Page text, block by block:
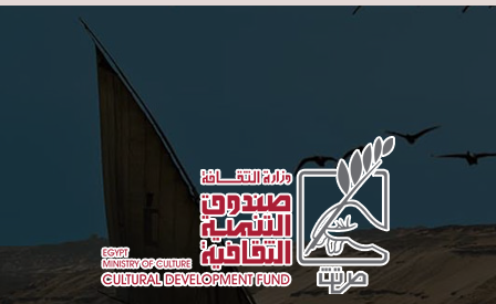
Skip to main content